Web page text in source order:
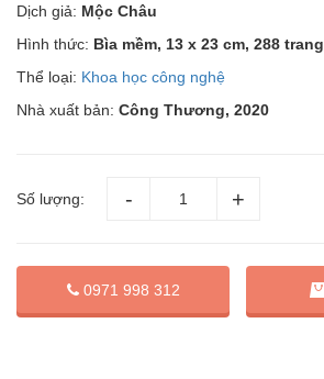
Dịch giả: Mộc Châu
Hình thức: Bìa mềm, 13 x 23 cm, 288 trang
Thể loại: Khoa học công nghệ
Nhà xuất bản: Công Thương, 2020
Số lượng:
0971 998 312